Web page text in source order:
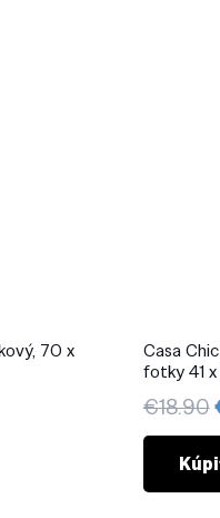
70 x
Casa
fotky 41
€18.90